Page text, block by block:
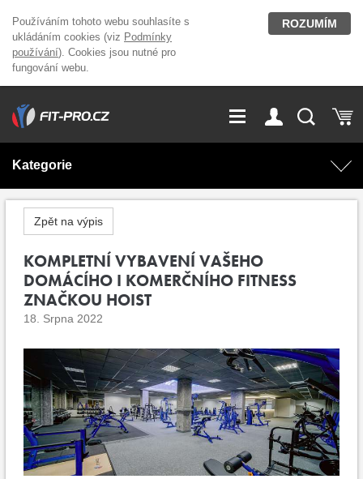
Používáním tohoto webu souhlasíte s
ukládáním cookies (viz Podmínky
používání). Cookies jsou nutné pro
fungování webu.
ROZUMÍM
GDPR
O nás
Kontakt
Magazín
Přihlášení
Kategorie
AKCE
Doplňky stravy Fitness vybavení
OUTLET OBLEČENÍ
Značky
Zpět na výpis
KOMPLETNÍ VYBAVENÍ VAŠEHO
DOMÁCÍHO I KOMERČNÍHO FITNESS
ZNAČKOU HOIST
18. Srpna 2022